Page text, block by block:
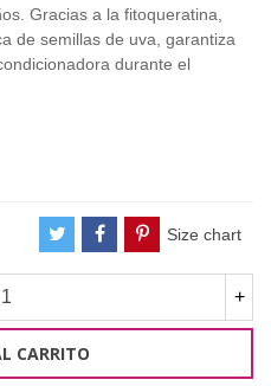
Gracias a la fitoqueratina,
de semillas de uva, garantiza
durante el
Size chart
+
CARRITO